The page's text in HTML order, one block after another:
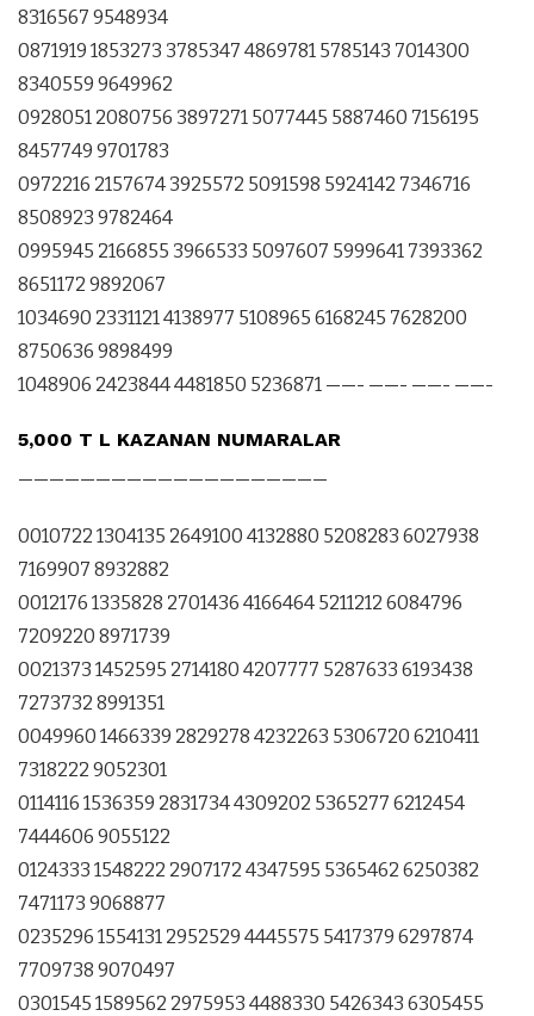
8316567 9548934
0871919 1853273 3785347 4869781 5785143 7014300
8340559 9649962
0928051 2080756 3897271 5077445 5887460 7156195
8457749 9701783
0972216 2157674 3925572 5091598 5924142 7346716
8508923 9782464
0995945 2166855 3966533 5097607 5999641 7393362
8651172 9892067
1034690 2331121 4138977 5108965 6168245 7628200
8750636 9898499
1048906 2423844 4481850 5236871 ——- ——- ——- ——-
5,000 T L KAZANAN NUMARALAR
————————————————————
0010722 1304135 2649100 4132880 5208283 6027938
7169907 8932882
0012176 1335828 2701436 4166464 5211212 6084796
7209220 8971739
0021373 1452595 2714180 4207777 5287633 6193438
7273732 8991351
0049960 1466339 2829278 4232263 5306720 6210411
7318222 9052301
0114116 1536359 2831734 4309202 5365277 6212454
7444606 9055122
0124333 1548222 2907172 4347595 5365462 6250382
7471173 9068877
0235296 1554131 2952529 4445575 5417379 6297874
7709738 9070497
0301545 1589562 2975953 4488330 5426343 6305455